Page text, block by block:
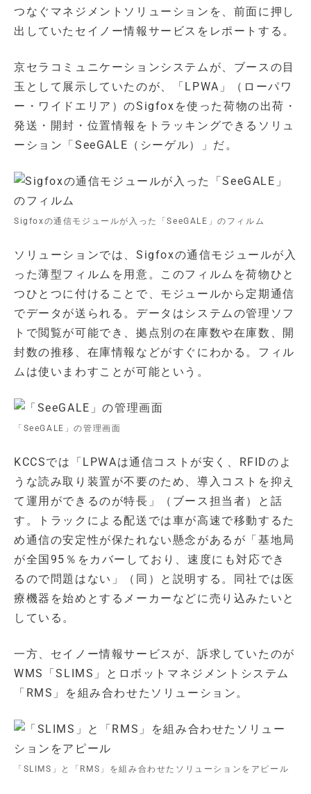
つなぐマネジメントソリューションを、前面に押し
出していたセイノー情報サービスをレポートする。
京セラコミュニケーションシステムが、ブースの目
玉として展示していたのが、「LPWA」（ローパワ
ー・ワイドエリア）のSigfoxを使った荷物の出荷・
発送・開封・位置情報をトラッキングできるソリュ
ーション「SeeGALE（シーゲル）」だ。
Sigfoxの通信モジュールが入った「SeeGALE」のフィルム
ソリューションでは、Sigfoxの通信モジュールが入
った薄型フィルムを用意。このフィルムを荷物ひと
つひとつに付けることで、モジュールから定期通信
でデータが送られる。データはシステムの管理ソフ
トで閲覧が可能でき、拠点別の在庫数や在庫数、開
封数の推移、在庫情報などがすぐにわかる。フィル
ムは使いまわすことが可能という。
「SeeGALE」の管理画面
KCCSでは「LPWAは通信コストが安く、RFIDのよ
うな読み取り装置が不要のため、導入コストを抑え
て運用ができるのが特長」（ブース担当者）と話
す。トラックによる配送では車が高速で移動するた
め通信の安定性が保たれない懸念があるが「基地局
が全国95％をカバーしており、速度にも対応でき
るので問題はない」（同）と説明する。同社では医
療機器を始めとするメーカーなどに売り込みたいと
している。
一方、セイノー情報サービスが、訴求していたのが
WMS「SLIMS」とロボットマネジメントシステム
「RMS」を組み合わせたソリューション。
「SLIMS」と「RMS」を組み合わせたソリューションをアピール